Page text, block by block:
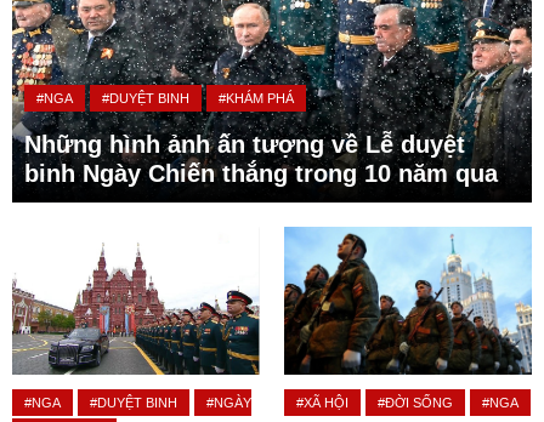
#NGA #DUYỆT BINH #KHÁM PHÁ
Những hình ảnh ấn tượng về Lễ duyệt
binh Ngày Chiến thắng trong 10 năm qua
#NGA #DUYỆT BINH
#NGÀY
#XÃ HỘI #ĐỜI SỐNG #NGA